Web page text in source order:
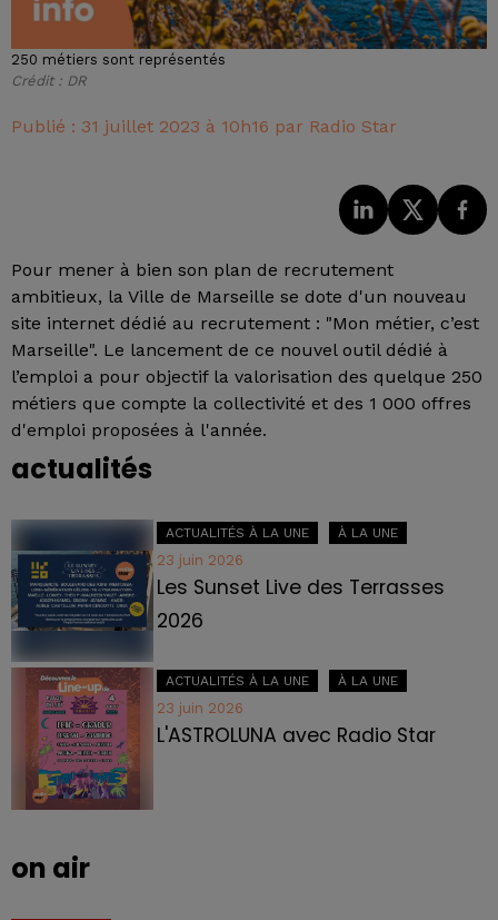
250 métiers sont représentés
Crédit : DR
Publié : 31 juillet 2023 à 10h16 par Radio Star
Pour mener à bien son plan de recrutement
ambitieux, la Ville de Marseille se dote d'un nouveau
site internet dédié au recrutement : "Mon métier, c’est
Marseille". Le lancement de ce nouvel outil dédié à
l’emploi a pour objectif la valorisation des quelque 250
métiers que compte la collectivité et des 1 000 offres
d'emploi proposées à l'année.
actualités
ACTUALITÉS À LA UNE À LA UNE
23 juin 2026
Les Sunset Live des Terrasses
2026
ACTUALITÉS À LA UNE À LA UNE
23 juin 2026
L'ASTROLUNA avec Radio Star
on air